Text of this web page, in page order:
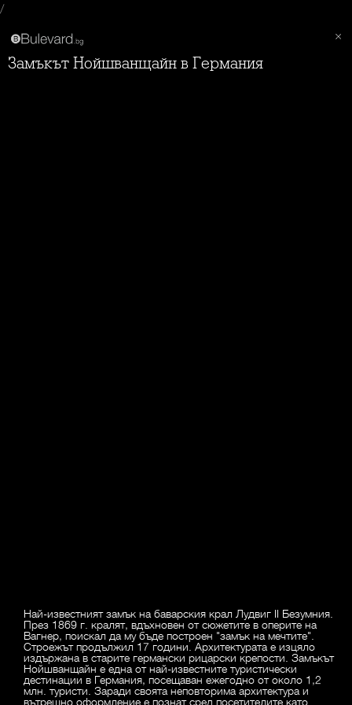
/
Замъкът Нойшванщайн в Германия
Най-известният замък на баварския крал Лудвиг II Безумния.
През 1869 г. кралят, вдъхновен от сюжетите в оперите на
Вагнер, поискал да му бъде построен "замък на мечтите".
Строежът продължил 17 години. Архитектурата е изцяло
издържана в старите германски рицарски крепости. Замъкът
Нойшванщайн е една от най-известните туристически
дестинации в Германия, посещаван ежегодно от около 1,2
млн. туристи. Заради своята неповторима архитектура и
вътрешно оформление е познат сред посетителите като